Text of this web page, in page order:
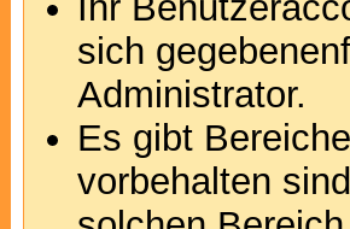
sich
Administrator.
Es gibt
vorbehalten